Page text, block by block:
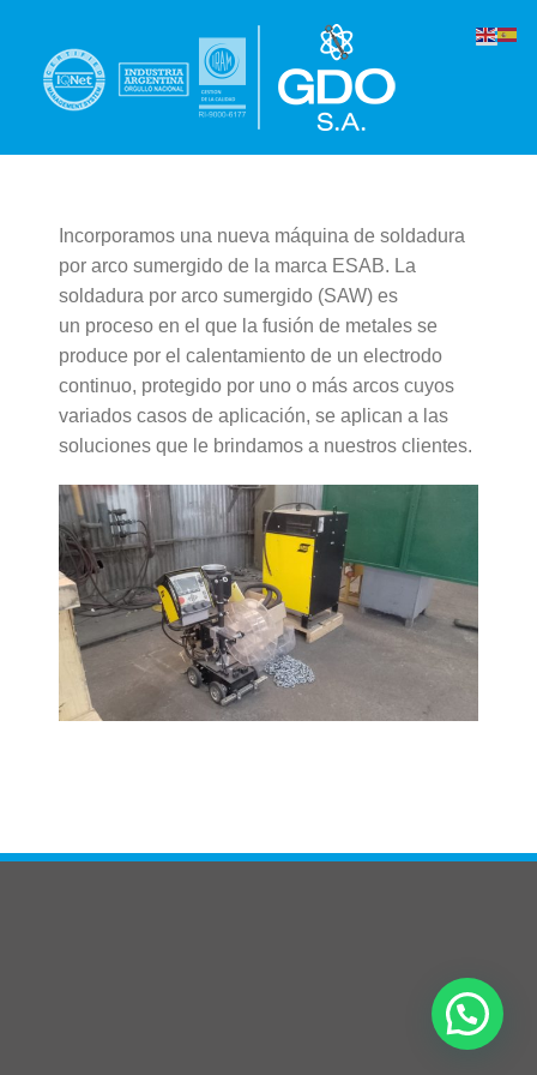
content
Incorporamos una nueva máquina de soldadura
por arco sumergido de la marca ESAB. La
soldadura por arco sumergido (SAW) es
un proceso en el que la fusión de metales se
produce por el calentamiento de un electrodo
continuo, protegido por uno o más arcos cuyos
variados casos de aplicación, se aplican a las
soluciones que le brindamos a nuestros clientes.